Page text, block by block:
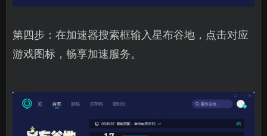
第四步：在加速器搜索框输入星布谷地，点击对应
游戏图标，畅享加速服务。